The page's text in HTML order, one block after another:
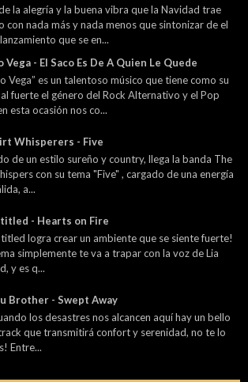
la alegría y la buena vibra que la Navidad trae
con nada más y nada menos que sintonizar de el
que se en...
Vega - El Saco Es De A Quien Le Quede
Vega” es un talentoso músico que tiene como su
fuerte el género del Rock Alternativo y el Pop
esta ocasión nos co...
Whisperers - Five
de un estilo sureño y country, llega la banda The
con su tema "Five" , cargado de una energía
a...
- Hearts on Fire
logra crear un ambiente que se siente fuerte!
simplemente te va a trapar con la voz de Lia
y es q...
Brother - Swept Away
los desastres nos alcancen aquí hay un bello
que transmitirá confort y serenidad, no te lo
Entre...